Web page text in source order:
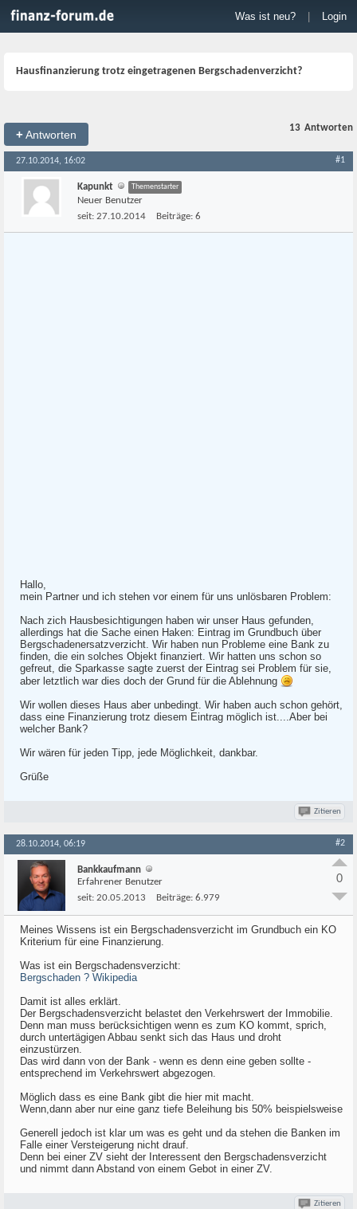
Was ist neu? Login
Hausfinanzierung trotz eingetragenen Bergschadenverzicht?
+Antworten
13 Antworten
27.10.2014, 16:02 #1
Kapunkt Themenstarter
Neuer Benutzer
seit: 27.10.2014 Beiträge: 6
Hallo,
mein Partner und ich stehen vor einem für uns unlösbaren Problem:
Nach zich Hausbesichtigungen haben wir unser Haus gefunden,
allerdings hat die Sache einen Haken: Eintrag im Grundbuch über
Bergschadenersatzverzicht. Wir haben nun Probleme eine Bank zu
finden, die ein solches Objekt finanziert. Wir hatten uns schon so
gefreut, die Sparkasse sagte zuerst der Eintrag sei Problem für sie,
aber letztlich war dies doch der Grund für die Ablehnung
Wir wollen dieses Haus aber unbedingt. Wir haben auch schon gehört,
dass eine Finanzierung trotz diesem Eintrag möglich ist....Aber bei
welcher Bank?
Wir wären für jeden Tipp, jede Möglichkeit, dankbar.
Grüße
Zitieren
28.10.2014, 06:19 #2
Bankkaufmann
Erfahrener Benutzer
seit: 20.05.2013 Beiträge: 6.979
0
Meines Wissens ist ein Bergschadensverzicht im Grundbuch ein KO
Kriterium für eine Finanzierung.
Was ist ein Bergschadensverzicht:
Bergschaden ? Wikipedia
Damit ist alles erklärt.
Der Bergschadensverzicht belastet den Verkehrswert der Immobilie.
Denn man muss berücksichtigen wenn es zum KO kommt, sprich,
durch untertägigen Abbau senkt sich das Haus und droht
einzustürzen.
Das wird dann von der Bank - wenn es denn eine geben sollte -
entsprechend im Verkehrswert abgezogen.
Möglich dass es eine Bank gibt die hier mit macht.
Wenn,dann aber nur eine ganz tiefe Beleihung bis 50% beispielsweise
Generell jedoch ist klar um was es geht und da stehen die Banken im
Falle einer Versteigerung nicht drauf.
Denn bei einer ZV sieht der Interessent den Bergschadensverzicht
und nimmt dann Abstand von einem Gebot in einer ZV.
Zitieren